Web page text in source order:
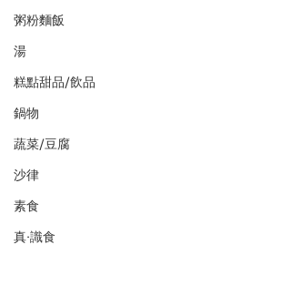
粥粉麵飯
湯
糕點甜品/飲品
鍋物
蔬菜/豆腐
沙律
素食
真·識食